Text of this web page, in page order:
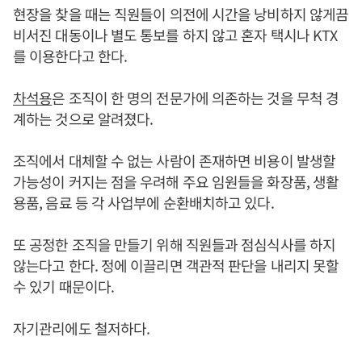
현장을 찾을 때는 직원들이 의전에 시간을 낭비하지 않게끔
비서진 대동이나 별도 통보를 하지 않고 혼자 택시나 KTX
를 이용한다고 한다.
차석용은 조직이 한 명의 전문가에 의존하는 것을 무척 경
계하는 것으로 알려졌다.
조직에서 대체할 수 없는 사람이 존재하면 비용이 발생할
가능성이 커지는 점을 우려해 주요 임원들을 화장품, 생활
용품, 음료 등 각 사업부에 순환배치하고 있다.
또 공정한 조직을 만들기 위해 직원들과 점심식사를 하지
않는다고 한다. 정에 이끌리면 객관적 판단을 내리지 못할
수 있기 때문이다.
자기관리에도 철저하다.